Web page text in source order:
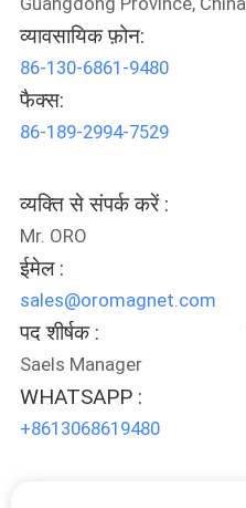
व्यावसायिक फ़ोन:
86-130-6861-9480
फैक्स:
86-189-2994-7529
व्यक्ति से संपर्क करें :
Mr. ORO
ईमेल :
sales@oromagnet.com
पद शीर्षक :
Saels Manager
WHATSAPP :
+8613068619480